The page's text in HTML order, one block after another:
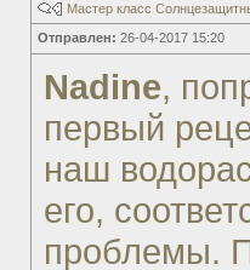
Мастер класс
Отправлен: 26-04-2017 15:20
Nadine,
первый
наш
его,
проблемы.